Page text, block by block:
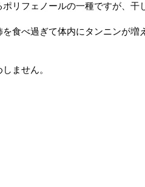
リフェノールの一種ですが、干
食べ過ぎて体内にタンニンが増
ません。